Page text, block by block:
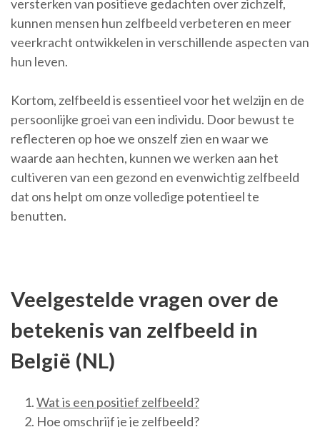
versterken van positieve gedachten over zichzelf,
kunnen mensen hun zelfbeeld verbeteren en meer
veerkracht ontwikkelen in verschillende aspecten van
hun leven.
Kortom, zelfbeeld is essentieel voor het welzijn en de
persoonlijke groei van een individu. Door bewust te
reflecteren op hoe we onszelf zien en waar we
waarde aan hechten, kunnen we werken aan het
cultiveren van een gezond en evenwichtig zelfbeeld
dat ons helpt om onze volledige potentieel te
benutten.
Veelgestelde vragen over de
betekenis van zelfbeeld in
België (NL)
Wat is een positief zelfbeeld?
Hoe omschrijf je je zelfbeeld?